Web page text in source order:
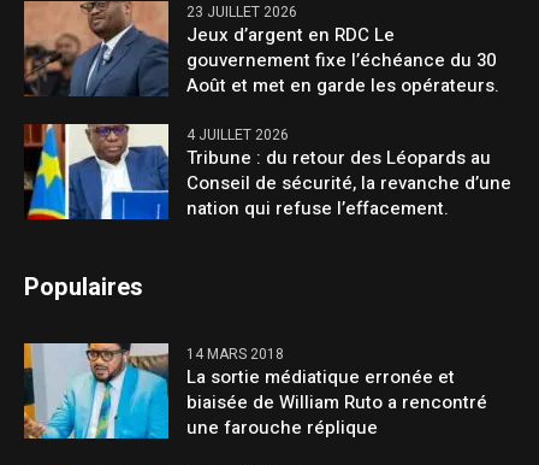
23 JUILLET 2026
Jeux d’argent en RDC Le
gouvernement fixe l’échéance du 30
Août et met en garde les opérateurs.
4 JUILLET 2026
Tribune : du retour des Léopards au
Conseil de sécurité, la revanche d’une
nation qui refuse l’effacement.
Populaires
14 MARS 2018
La sortie médiatique erronée et
biaisée de William Ruto a rencontré
une farouche réplique